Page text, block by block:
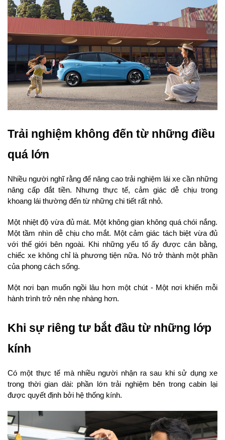
Trải nghiệm không đến từ những điều
quá lớn
Nhiều người nghĩ rằng để nâng cao trải nghiệm lái xe cần những
nâng cấp đắt tiền. Nhưng thực tế, cảm giác dễ chịu trong
khoang lái thường đến từ những chi tiết rất nhỏ.
Một nhiệt độ vừa đủ mát. Một không gian không quá chói nắng.
Một tầm nhìn dễ chịu cho mắt. Một cảm giác tách biệt vừa đủ
với thế giới bên ngoài. Khi những yếu tố ấy được cân bằng,
chiếc xe không chỉ là phương tiện nữa. Nó trở thành một phần
của phong cách sống.
Một nơi bạn muốn ngồi lâu hơn một chút - Một nơi khiến mỗi
hành trình trở nên nhẹ nhàng hơn.
Khi sự riêng tư bắt đầu từ những lớp
kính
Có một thực tế mà nhiều người nhận ra sau khi sử dụng xe
trong thời gian dài: phần lớn trải nghiệm bên trong cabin lại
được quyết định bởi hệ thống kính.